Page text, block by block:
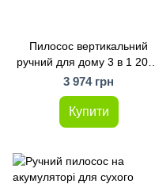
Пилосос вертикальний
ручний для дому 3 в 1 2000
Вт акумуляторний для
сухого прибирання Sokany
3 974 грн
Купити